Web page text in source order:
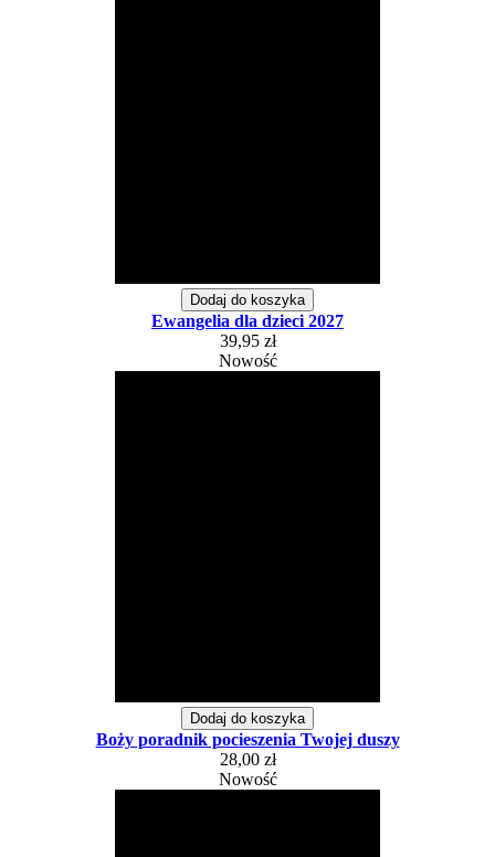
Dodaj do koszyka
Ewangelia dla dzieci 2027
39,95 zł
Nowość
Dodaj do koszyka
Boży poradnik pocieszenia Twojej duszy
28,00 zł
Nowość